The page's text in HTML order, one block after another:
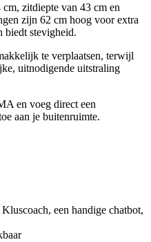
zitdiepte van 43 cm en
zijn 62 cm hoog voor extra
biedt stevigheid.
te verplaatsen, terwijl
uitnodigende uitstraling
en voeg direct een
aan je buitenruimte.
een handige chatbot,